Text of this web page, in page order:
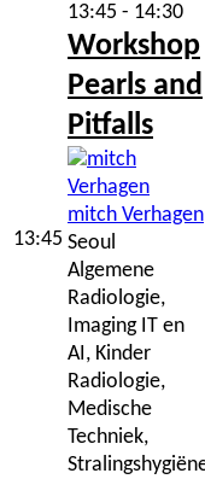
13:45
13:45 - 14:30
Workshop
Pearls and
Pitfalls
mitch Verhagen
Seoul
Algemene
Radiologie,
Imaging IT en
AI, Kinder
Radiologie,
Medische
Techniek,